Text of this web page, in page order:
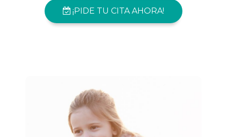
¡PIDE TU CITA AHORA!